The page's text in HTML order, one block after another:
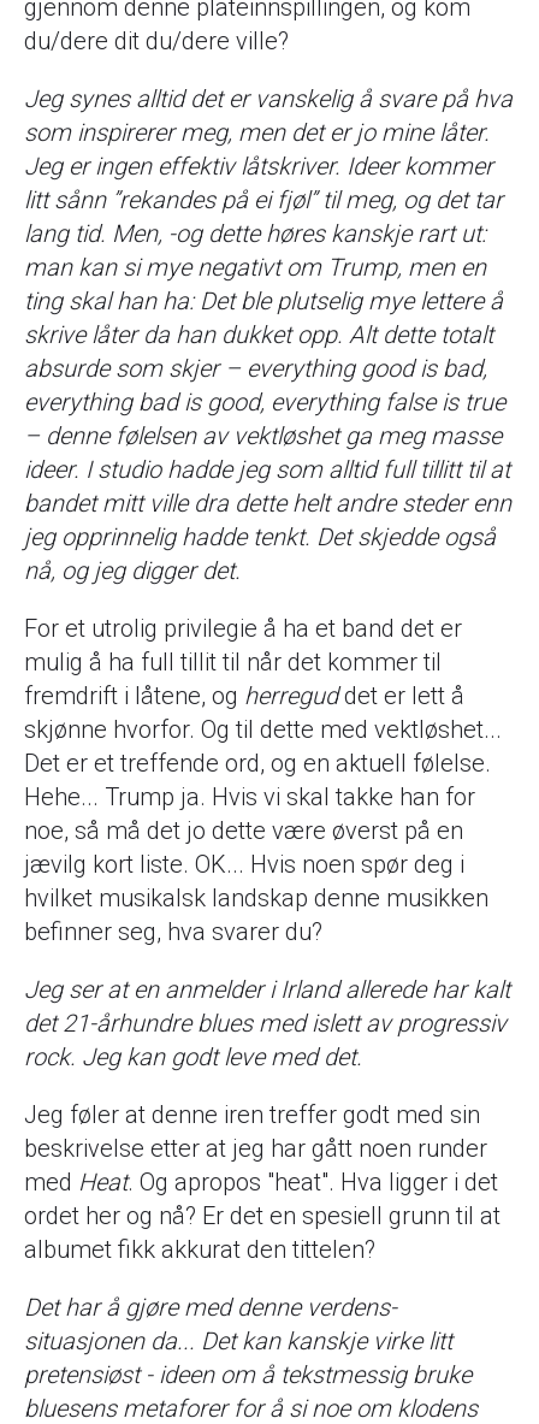
gjennom denne plateinnspillingen, og kom
du/dere dit du/dere ville?
Jeg synes alltid det er vanskelig å svare på hva
som inspirerer meg, men det er jo mine låter.
Jeg er ingen effektiv låtskriver. Ideer kommer
litt sånn ”rekandes på ei fjøl” til meg, og det tar
lang tid. Men, -og dette høres kanskje rart ut:
man kan si mye negativt om Trump, men en
ting skal han ha: Det ble plutselig mye lettere å
skrive låter da han dukket opp. Alt dette totalt
absurde som skjer – everything good is bad,
everything bad is good, everything false is true
– denne følelsen av vektløshet ga meg masse
ideer. I studio hadde jeg som alltid full tillitt til at
bandet mitt ville dra dette helt andre steder enn
jeg opprinnelig hadde tenkt. Det skjedde også
nå, og jeg digger det.
For et utrolig privilegie å ha et band det er
mulig å ha full tillit til når det kommer til
fremdrift i låtene, og herreguddet er lett å
skjønne hvorfor. Og til dette med vektløshet...
Det er et treffende ord, og en aktuell følelse.
Hehe... Trump ja. Hvis vi skal takke han for
noe, så må det jo dette være øverst på en
jævilg kort liste. OK... Hvis noen spør deg i
hvilket musikalsk landskap denne musikken
befinner seg, hva svarer du?
Jeg ser at en anmelder i Irland allerede har kalt
det 21-århundre blues med islett av progressiv
rock. Jeg kan godt leve med det.
Jeg føler at denne iren treffer godt med sin
beskrivelse etter at jeg har gått noen runder
med Heat. Og apropos "heat". Hva ligger i det
ordet her og nå? Er det en spesiell grunn til at
albumet fikk akkurat den tittelen?
Det har å gjøre med denne verdens-
situasjonen da... Det kan kanskje virke litt
pretensiøst - ideen om å tekstmessig bruke
bluesens metaforer for å si noe om klodens